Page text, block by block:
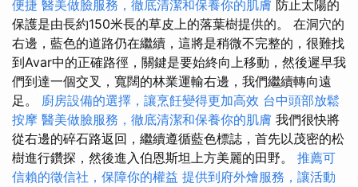
便捷 醫美做臉服務，徹底清潔和保養你的肌膚 防止太陽的
保護是由長約150米長的草皮上的落葉樹提供的。 在洞穴的
右邊，藍色的道路仍在繼續，這將是稍微不完整的，很難找
到Avar中的正確路徑，關鍵是要始終向上移動，然後遲早我
們到達一個交叉，寬闊的林業運輸右邊，我們繼續轉向遠
足。 廚房設備的選擇，讓烹飪變得更加高效 台中頭部放鬆
按摩 醫美做臉服務，徹底清潔和保養你的肌膚 我們很快將
從右邊的碎石路返回，繼續遵循藍色標誌，首先以茂密的松
樹進行鑽探，然後進入伯恩斯坦上方美麗的田野。 推薦可
信賴的徵信社，保障你的權益 提供到府外燴服務，讓活動